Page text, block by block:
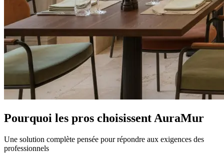
Pourquoi les pros choisissent AuraMur
Une solution complète pensée pour répondre aux exigences des
professionnels